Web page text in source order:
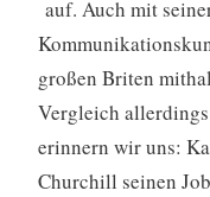
auf. Auch mit
großen Briten
Vergleich
erinnern wir uns:
Churchill seinen